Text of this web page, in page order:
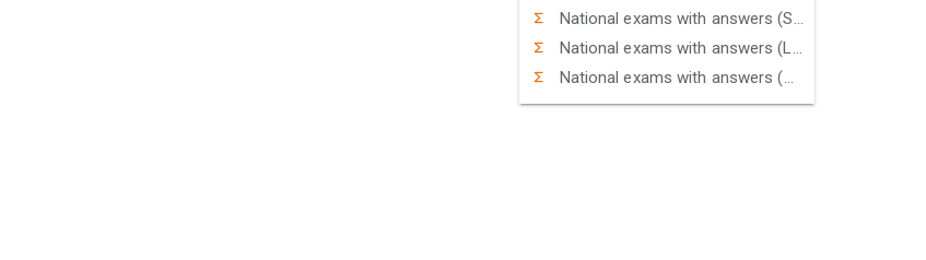
National exams with answers (Sciences)
National exams with answers (Letters)
National exams with answers (Humanities)